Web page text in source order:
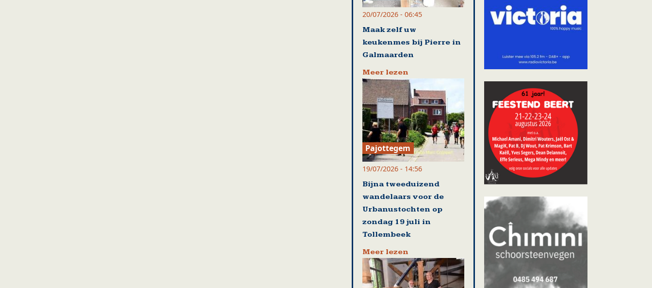
20/07/2026 - 06:45
Maak zelf uw
keukenmes bij Pierre in
Galmaarden
Meer lezen
Pajottegem
19/07/2026 - 14:56
Bijna tweeduizend
wandelaars voor de
Urbanustochten op
zondag 19 juli in
Tollembeek
Meer lezen